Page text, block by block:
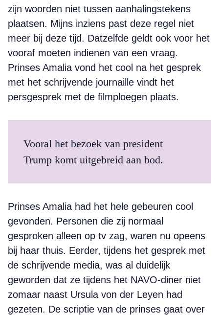
zijn woorden niet tussen aanhalingstekens
plaatsen. Mijns inziens past deze regel niet
meer bij deze tijd. Datzelfde geldt ook voor het
vooraf moeten indienen van een vraag.
Prinses Amalia vond het cool na het gesprek
met het schrijvende journaille vindt het
persgesprek met de filmploegen plaats.
Vooral het bezoek van president
Trump komt uitgebreid aan bod.
Prinses Amalia had het hele gebeuren cool
gevonden. Personen die zij normaal
gesproken alleen op tv zag, waren nu opeens
bij haar thuis. Eerder, tijdens het gesprek met
de schrijvende media, was al duidelijk
geworden dat ze tijdens het NAVO-diner niet
zomaar naast Ursula von der Leyen had
gezeten. De scriptie van de prinses gaat over